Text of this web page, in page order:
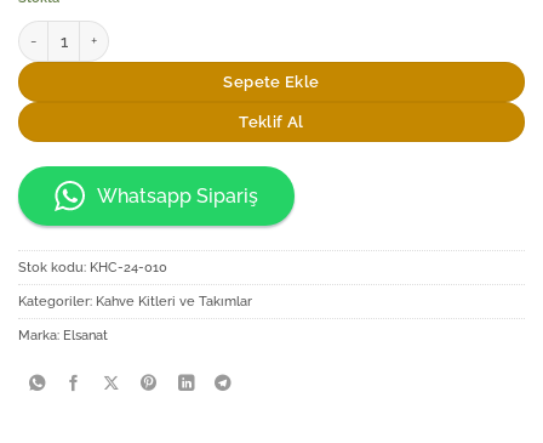
Elsanat Türk Kahvesi Selam Set adet
Sepete Ekle
Teklif Al
Whatsapp Sipariş
Stok kodu: KHC-24-010
Kategoriler: Kahve Kitleri ve Takımlar
Marka: Elsanat